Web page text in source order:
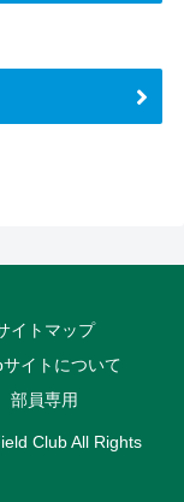
イトマップ
イトについて
部員専用
Club All Rights